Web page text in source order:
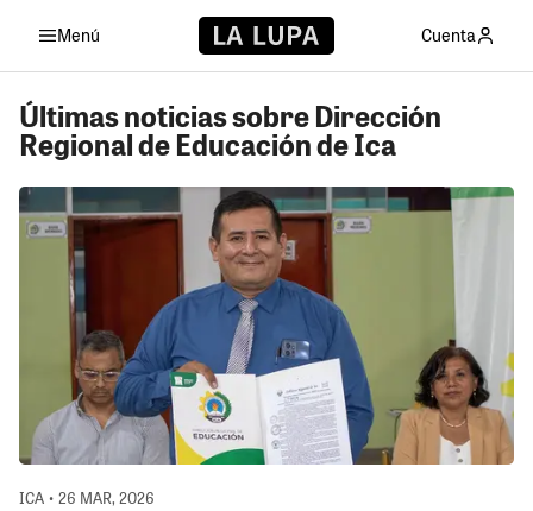
Menú Cuenta
Últimas noticias sobre Dirección
Regional de Educación de Ica
ICA • 26 MAR, 2026